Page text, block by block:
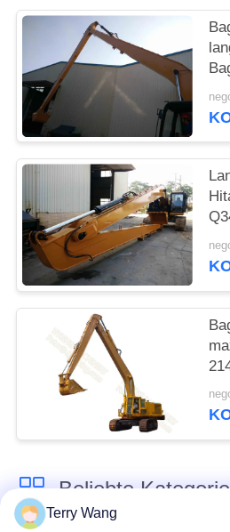
PRIVACY
POLICY
Beliebte
Terry Wang